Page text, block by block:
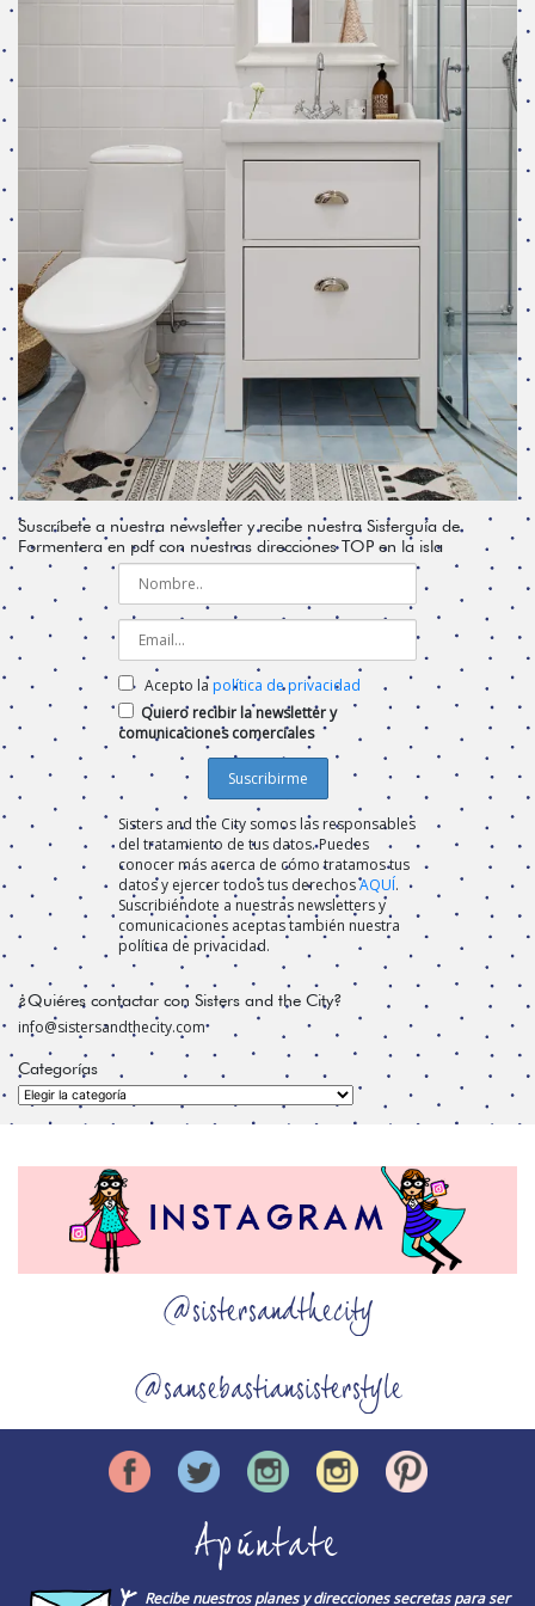
Suscríbete a nuestra newsletter y recibe nuestra Sisterguía de
Formentera en pdf con nuestras direcciones TOP en la isla
Acepto la política de privacidad
Quiero recibir la newsletter y
comunicaciones comerciales
Sisters and the City somos las responsables
del tratamiento de tus datos. Puedes
conocer más acerca de cómo tratamos tus
datos y ejercer todos tus derechosAQUÍ.
Suscribiéndote a nuestras newsletters y
comunicaciones aceptas también nuestra
política de privacidad.
¿Quiéres contactar con Sisters and the City?
info@sistersandthecity.com
Categorías
Categorías
@sistersandthecity
@sansebastiansisterstyle
Apúntate
Recibe nuestros planes y direcciones secretas para ser